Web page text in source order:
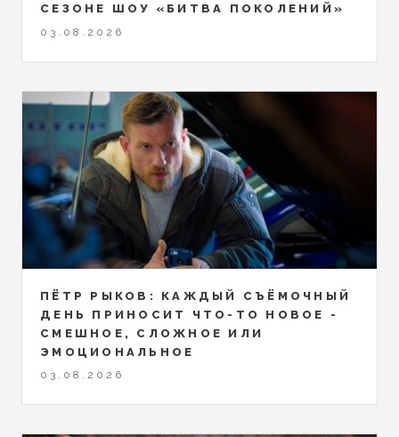
СЕЗОНЕ ШОУ «БИТВА ПОКОЛЕНИЙ»
03.08.2026
ПЁТР РЫКОВ: КАЖДЫЙ СЪЁМОЧНЫЙ
ДЕНЬ ПРИНОСИТ ЧТО-ТО НОВОЕ -
СМЕШНОЕ, СЛОЖНОЕ ИЛИ
ЭМОЦИОНАЛЬНОЕ
03.08.2026